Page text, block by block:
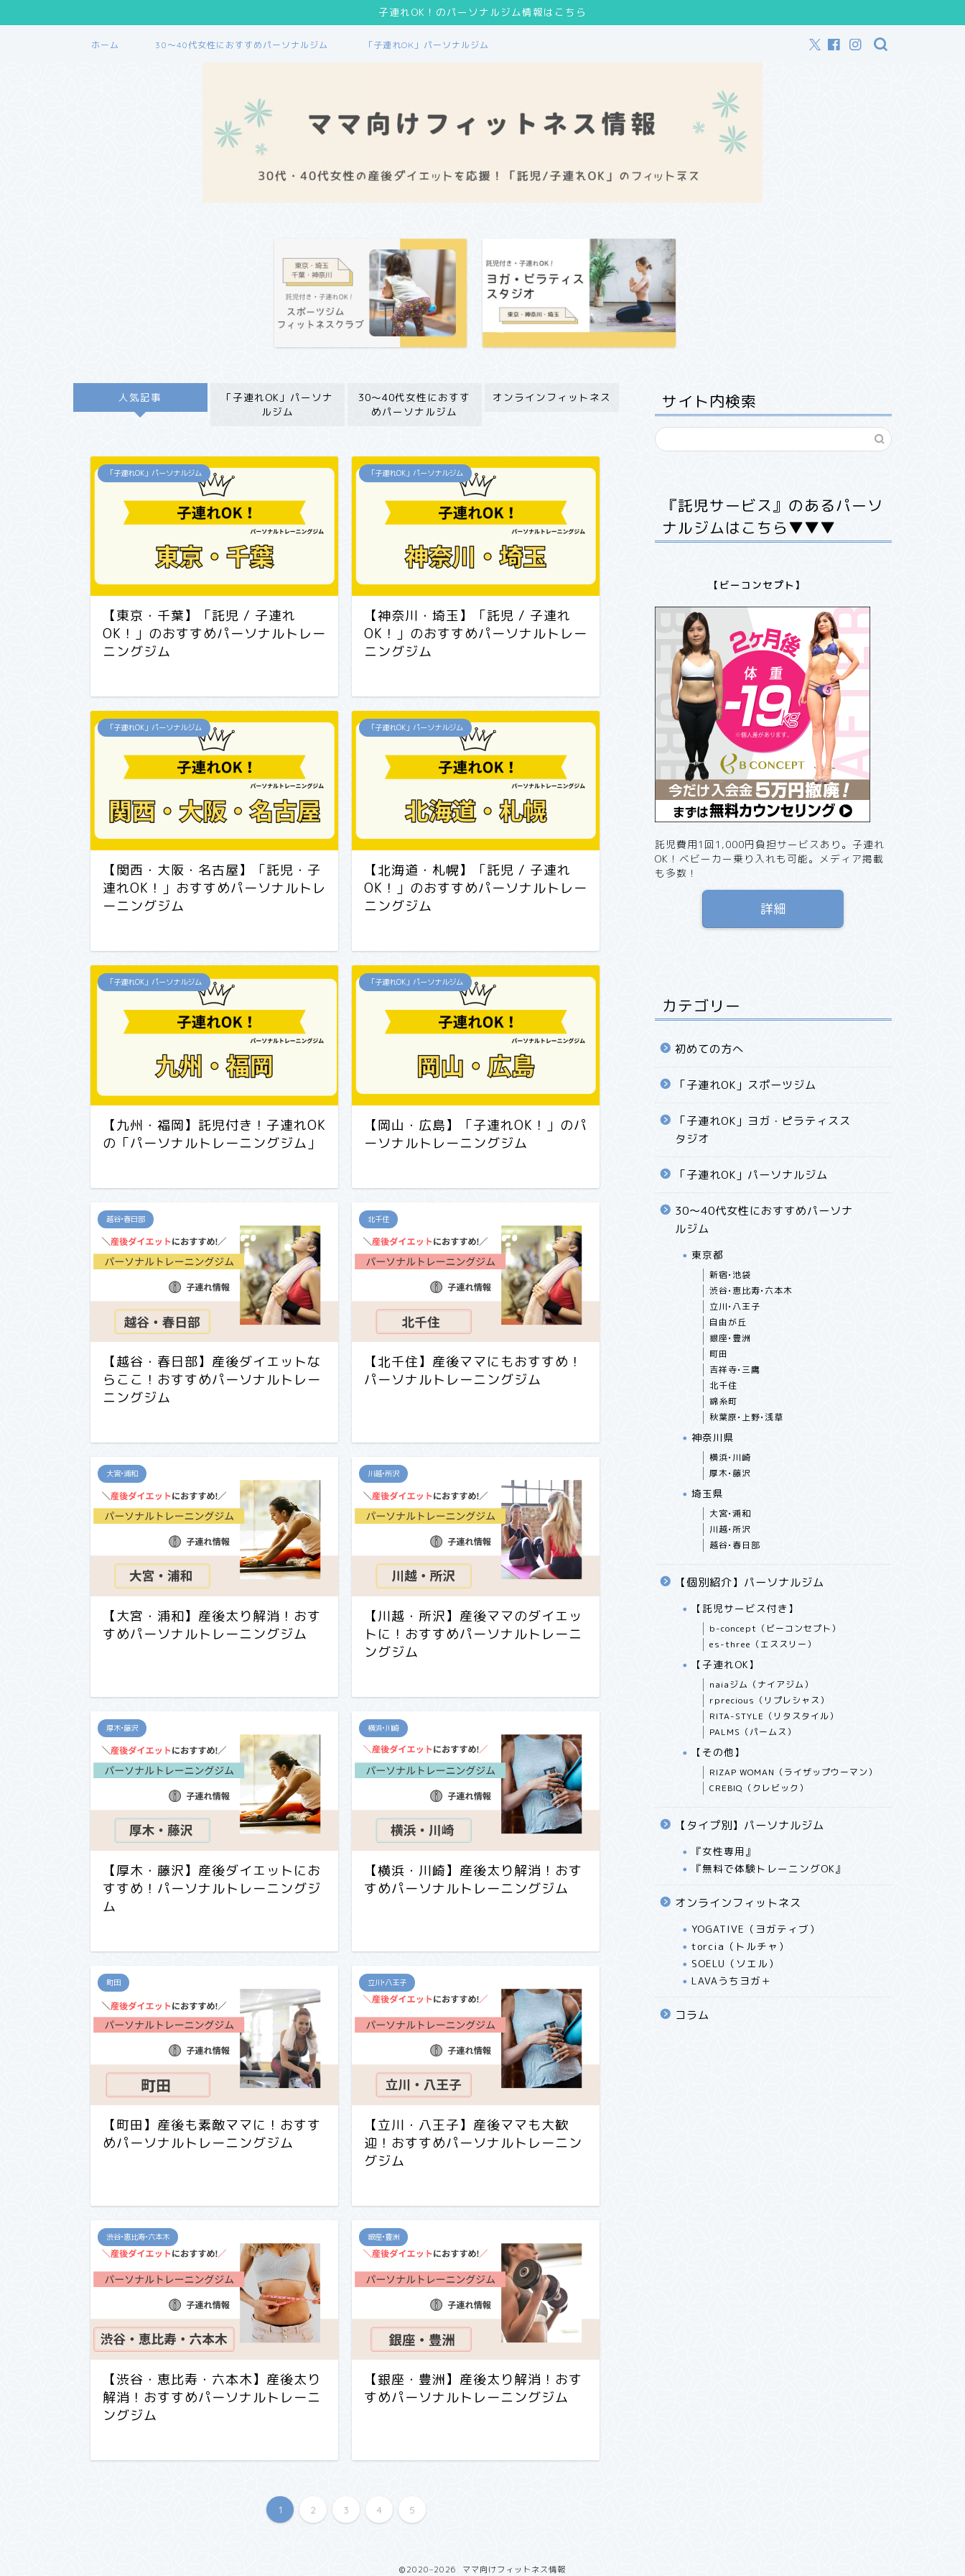
子連れOK！のパーソナルジム情報はこちら
ホーム 30〜40代女性におすすめパーソナルジム 「子連れOK」パーソナルジム
人気記事
「子連れOK」パーソナ
ルジム
30〜40代女性におすす
めパーソナルジム
オンラインフィットネス
「子連れOK」パーソナルジム
【東京・千葉】「託児 / 子連れ
OK！」のおすすめパーソナルトレー
ニングジム
「子連れOK」パーソナルジム
【神奈川・埼玉】「託児 / 子連れ
OK！」のおすすめパーソナルトレー
ニングジム
「子連れOK」パーソナルジム
【関西・大阪・名古屋】「託児・子
連れOK！」おすすめパーソナルトレ
ーニングジム
「子連れOK」パーソナルジム
【北海道・札幌】「託児 / 子連れ
OK！」のおすすめパーソナルトレー
ニングジム
「子連れOK」パーソナルジム
【九州・福岡】託児付き！子連れOK
の「パーソナルトレーニングジム」
「子連れOK」パーソナルジム
【岡山・広島】「子連れOK！」のパ
ーソナルトレーニングジム
越谷•春日部
【越谷・春日部】産後ダイエットな
らここ！おすすめパーソナルトレー
ニングジム
北千住
【北千住】産後ママにもおすすめ！
パーソナルトレーニングジム
大宮•浦和
【大宮・浦和】産後太り解消！おす
すめパーソナルトレーニングジム
川越•所沢
【川越・所沢】産後ママのダイエッ
トに！おすすめパーソナルトレーニ
ングジム
厚木•藤沢
【厚木・藤沢】産後ダイエットにお
すすめ！パーソナルトレーニングジ
ム
横浜•川崎
【横浜・川崎】産後太り解消！おす
すめパーソナルトレーニングジム
町田
【町田】産後も素敵ママに！おすす
めパーソナルトレーニングジム
立川•八王子
【立川・八王子】産後ママも大歓
迎！おすすめパーソナルトレーニン
グジム
渋谷•恵比寿•六本木
【渋谷・恵比寿・六本木】産後太り
解消！おすすめパーソナルトレーニ
ングジム
銀座•豊洲
【銀座・豊洲】産後太り解消！おす
すめパーソナルトレーニングジム
1 2 3 4 5
【東京・千葉】「託児 / 子連れ
OK！」のおすすめパーソナルトレー
ニングジム
「子連れOK」パーソナルジム
【関西・大阪・名古屋】「託児・子
連れOK！」おすすめパーソナルトレ
【九州・福岡】託児付き！子連れOK
の「パーソナルトレーニングジム」
サイト内検索
『託児サービス』のあるパーソ
ナルジムはこちら▼▼▼
【ビーコンセプト】
託児費用1回1,000円負担サービスあり。子連れ
OK！ベビーカー乗り入れも可能。メディア掲載
も多数！
詳細
カテゴリー
初めての方へ
「子連れOK」スポーツジム
「子連れOK」ヨガ・ピラティスス
タジオ
「子連れOK」パーソナルジム
30〜40代女性におすすめパーソナ
ルジム
東京都
新宿•池袋
渋谷•恵比寿•六本木
立川•八王子
自由が丘
銀座•豊洲
町田
吉祥寺•三鷹
北千住
錦糸町
秋葉原•上野•浅草
神奈川県
横浜•川崎
厚木•藤沢
埼玉県
大宮•浦和
川越•所沢
越谷•春日部
【個別紹介】パーソナルジム
【託児サービス付き】
b-concept（ビーコンセプト）
es-three（エススリー）
【子連れOK】
naiaジム（ナイアジム）
rprecious（リプレシャス）
RITA-STYLE（リタスタイル）
PALMS（パームス）
【その他】
RIZAP WOMAN（ライザップウーマン）
CREBIQ（クレビック）
【タイプ別】パーソナルジム
『女性専用』
『無料で体験トレーニングOK』
オンラインフィットネス
YOGATIVE（ヨガティブ）
torcia（トルチャ）
SOELU（ソエル）
LAVAうちヨガ＋
コラム
2020–2026 ママ向けフィットネス情報